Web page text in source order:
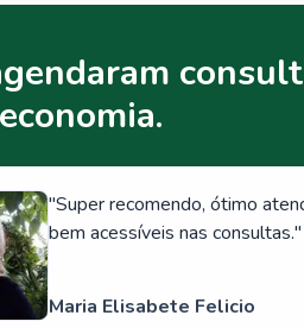
"Super recomendo, ótimo
bem acessíveis nas consultas."
Maria Elisabete Felicio